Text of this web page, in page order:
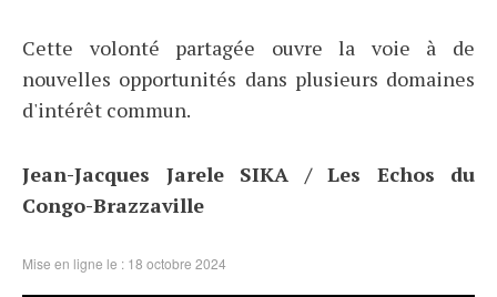
Cette volonté partagée ouvre la voie à de
nouvelles opportunités dans plusieurs domaines
d'intérêt commun.
Jean-Jacques Jarele SIKA / Les Echos du
Congo-Brazzaville
Mise en ligne le : 18 octobre 2024